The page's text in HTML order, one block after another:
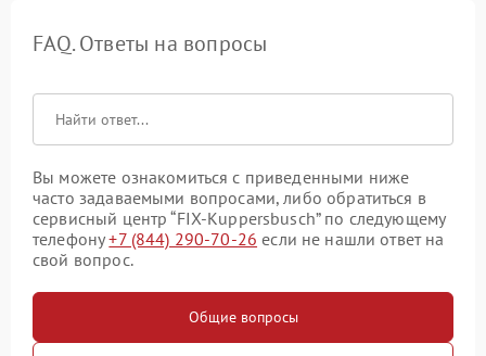
FAQ. Ответы на вопросы
Вы можете ознакомиться с приведенными ниже
часто задаваемыми вопросами, либо обратиться в
сервисный центр “FIX-Kuppersbusch” по следующему
телефону+7 (844) 290-70-26 если не нашли ответ на
свой вопрос.
Общие вопросы